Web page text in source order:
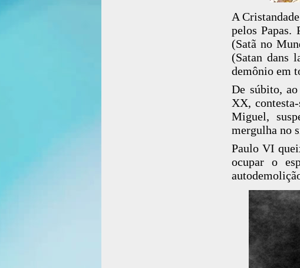
A
pelos Papas.
(Satã no
(Satan dans
demônio em
De súbito,
XX,
Miguel,
mergulha no
Paulo VI
ocupar o